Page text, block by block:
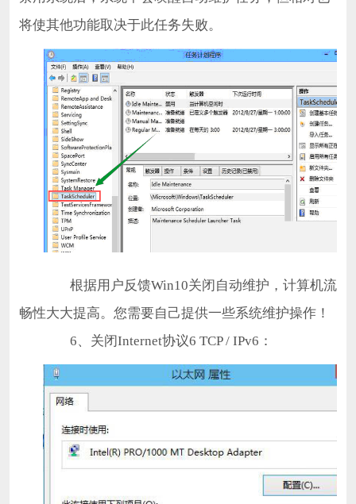
将使其他功能取决于此任务失败。
根据用户反馈Win10关闭自动维护，计算机流
畅性大大提高。您需要自己提供一些系统维护操作！
6、关闭Internet协议6 TCP / IPv6：